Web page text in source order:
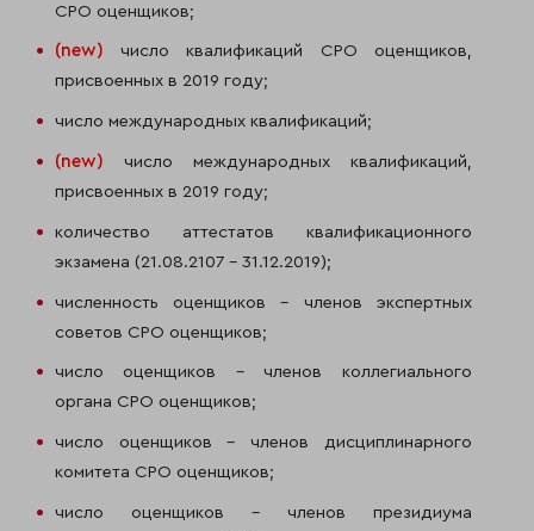
СРО оценщиков;
(new)число квалификаций СРО оценщиков,
присвоенных в 2019 году;
число международных квалификаций;
(new) число международных квалификаций,
присвоенных в 2019 году;
количество аттестатов квалификационного
экзамена (21.08.2107 – 31.12.2019);
численность оценщиков – членов экспертных
советов СРО оценщиков;
число оценщиков – членов коллегиального
органа СРО оценщиков;
число оценщиков – членов дисциплинарного
комитета СРО оценщиков;
число оценщиков – членов президиума